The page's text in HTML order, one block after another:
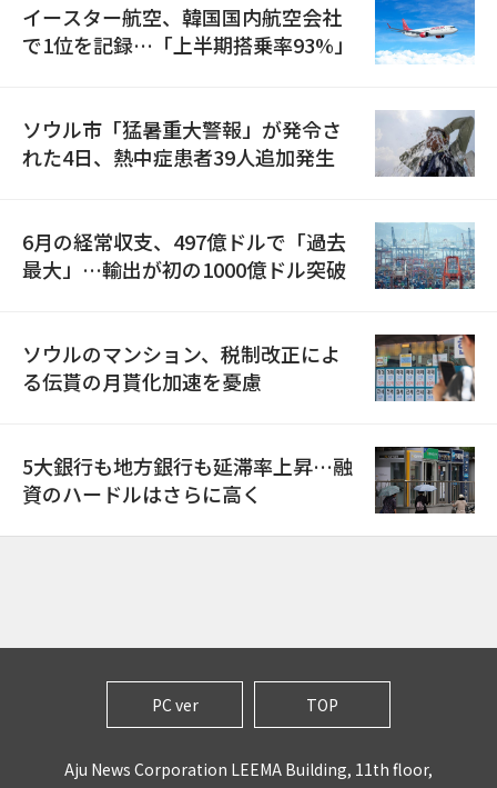
イースター航空、韓国国内航空会社
で1位を記録…「上半期搭乗率93%」
ソウル市「猛暑重大警報」が発令さ
れた4日、熱中症患者39人追加発生
6月の経常収支、497億ドルで「過去
最大」…輸出が初の1000億ドル突破
ソウルのマンション、税制改正によ
る伝貰の月貰化加速を憂慮
5大銀行も地方銀行も延滞率上昇…融
資のハードルはさらに高く
PC ver TOP
Aju News Corporation LEEMA Building, 11th floor,